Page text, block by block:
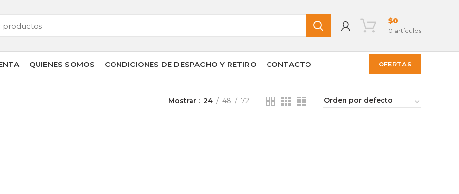
0 artículos
$0
QUIENES SOMOS CONDICIONES DE DESPACHO Y RETIRO CONTACTO OFERTAS
Mostrar 24 48 72